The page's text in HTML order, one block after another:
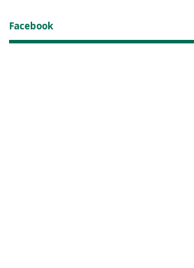
Facebook